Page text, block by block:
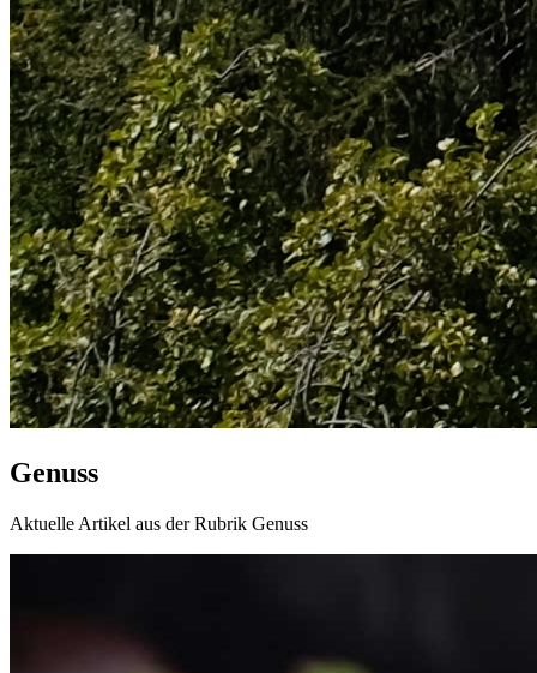
Genuss
Aktuelle Artikel aus der Rubrik Genuss